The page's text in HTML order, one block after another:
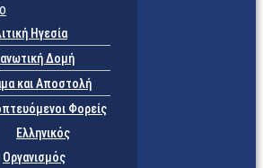
Ηγεσία
Δομή
και Αποστολή
Φορείς
Eλληνικός
Οργανισμός